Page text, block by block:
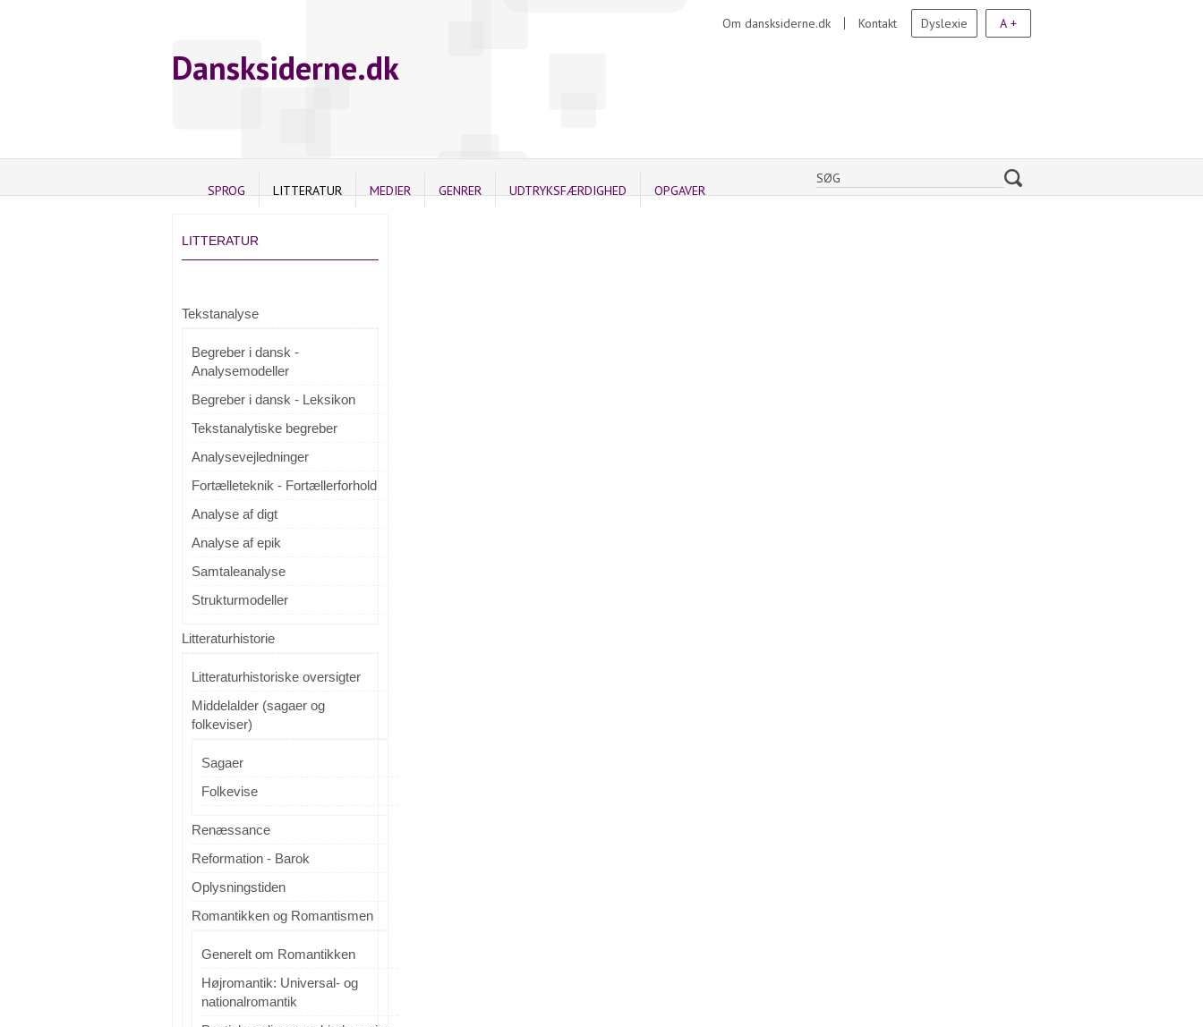
Dansksiderne.dk
Om dansksiderne.dk Kontakt Dyslexie A +
SPROG LITTERATUR MEDIER GENRER UDTRYKSFÆRDIGHED OPGAVER
LITTERATUR
Tekstanalyse
Begreber i dansk -
Analysemodeller
Begreber i dansk - Leksikon
Tekstanalytiske begreber
Analysevejledninger
Fortælleteknik - Fortællerforhold
Analyse af digt
Analyse af epik
Samtaleanalyse
Strukturmodeller
Litteraturhistorie
Litteraturhistoriske oversigter
Middelalder (sagaer og
folkeviser)
Sagaer
Folkevise
Renæssance
Reformation - Barok
Oplysningstiden
Romantikken og Romantismen
Generelt om Romantikken
Højromantik: Universal- og
nationalromantik